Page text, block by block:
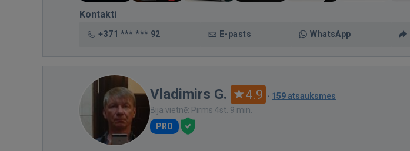
Kontakti
+371 *** *** 92 E-pasts WhatsApp
Vladimirs G. 4.9 · 159 atsauksmes
Bija vietnē: Pirms 4st. 9 min.
PRO